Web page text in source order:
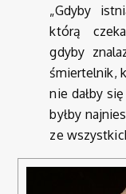
„Gdyby
którą
gdyby
śmiertelnik,
nie dałby
byłby
ze